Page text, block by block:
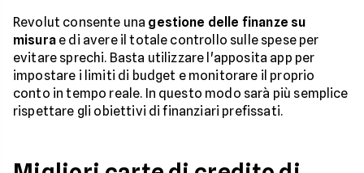
Revolut consente una gestione delle finanze su
misurae di avere il totale controllo sulle spese per
evitare sprechi. Basta utilizzare l'apposita app per
impostare i limiti di budget e monitorare il proprio
conto in tempo reale. In questo modo sarà più semplice
rispettare gli obiettivi di finanziari prefissati.